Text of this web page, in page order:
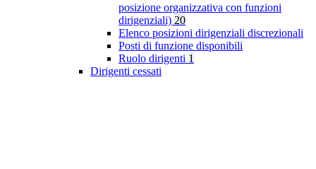
posizione organizzativa con funzioni
dirigenziali) 20
Elenco posizioni dirigenziali discrezionali
Posti di funzione disponibili
Ruolo dirigenti 1
Dirigenti cessati